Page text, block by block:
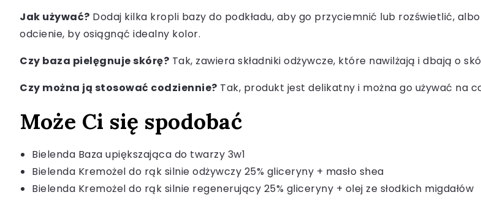
Jak używać? Dodaj kilka kropli bazy do podkładu, aby go przyciemnić lub rozświetlić,
odcienie, by osiągnąć idealny kolor.
Czy baza pielęgnuje skórę? Tak, zawiera składniki odżywcze, które nawilżają i dbają o
Czy można ją stosować codziennie? Tak, produkt jest delikatny i można go używać na
Może Ci się spodobać
Bielenda Baza upiększająca do twarzy 3w1
Bielenda Kremożel do rąk silnie odżywczy 25% gliceryny + masło shea
Bielenda Kremożel do rąk silnie regenerujący 25% gliceryny + olej ze słodkich migdałów